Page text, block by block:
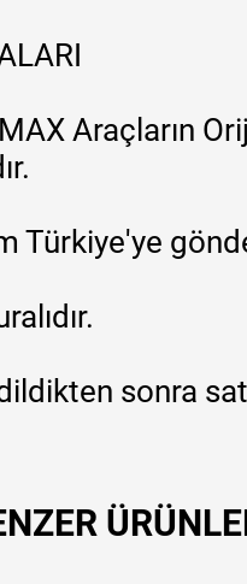
Araçların
Türkiye'ye
sonra